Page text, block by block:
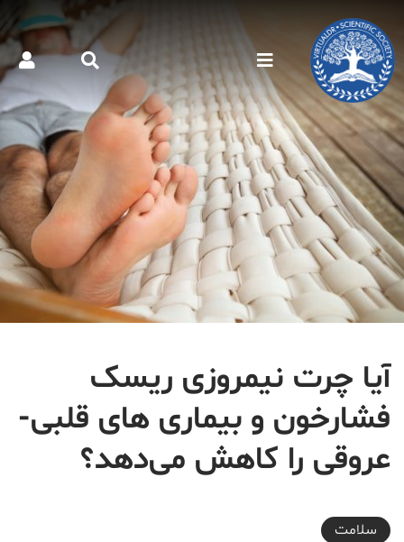
آیا چرت نیمروزی ریسک
فشارخون و بیماری های قلبی-
عروقی را کاهش می‌دهد؟
2019-03-13T15:37:28+03:30
سلامت